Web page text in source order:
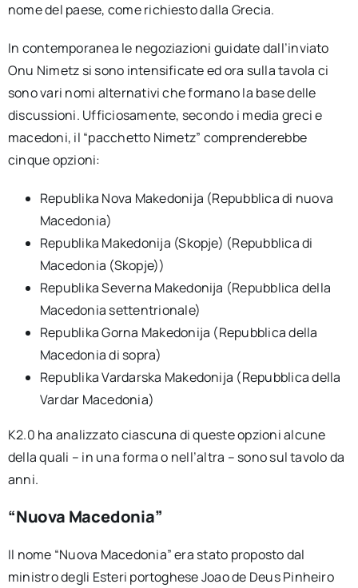
nome del paese, come richiesto dalla Grecia.
In contemporanea le negoziazioni guidate dall’inviato
Onu Nimetz si sono intensificate ed ora sulla tavola ci
sono vari nomi alternativi che formano la base delle
discussioni. Ufficiosamente, secondo i media greci e
macedoni, il “pacchetto Nimetz” comprenderebbe
cinque opzioni:
Republika Nova Makedonija (Repubblica di nuova
Macedonia)
Republika Makedonija (Skopje) (Repubblica di
Macedonia (Skopje))
Republika Severna Makedonija (Repubblica della
Macedonia settentrionale)
Republika Gorna Makedonija (Repubblica della
Macedonia di sopra)
Republika Vardarska Makedonija (Repubblica della
Vardar Macedonia)
K2.0 ha analizzato ciascuna di queste opzioni alcune
della quali – in una forma o nell’altra – sono sul tavolo da
anni.
“Nuova Macedonia”
Il nome “Nuova Macedonia” era stato proposto dal
ministro degli Esteri portoghese Joao de Deus Pinheiro